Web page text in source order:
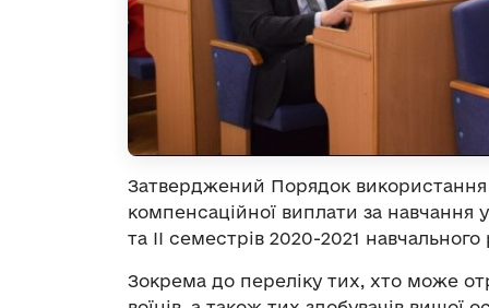
Затверджений Порядок
компенсаційної виплати за навчання
та ІІ семестрів 2020-2021
Зокрема до переліку тих, хто може